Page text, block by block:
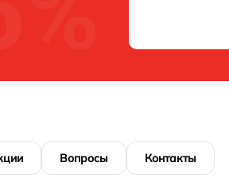
Вопросы Контакты